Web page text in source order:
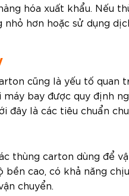
hóa xuất khẩu. Nếu
hơn hoặc sử dụng
cũng là yếu tố quan
bay được quy định
đây là các tiêu chuẩn
thùng carton dùng để
cao, có khả năng
chuyển.